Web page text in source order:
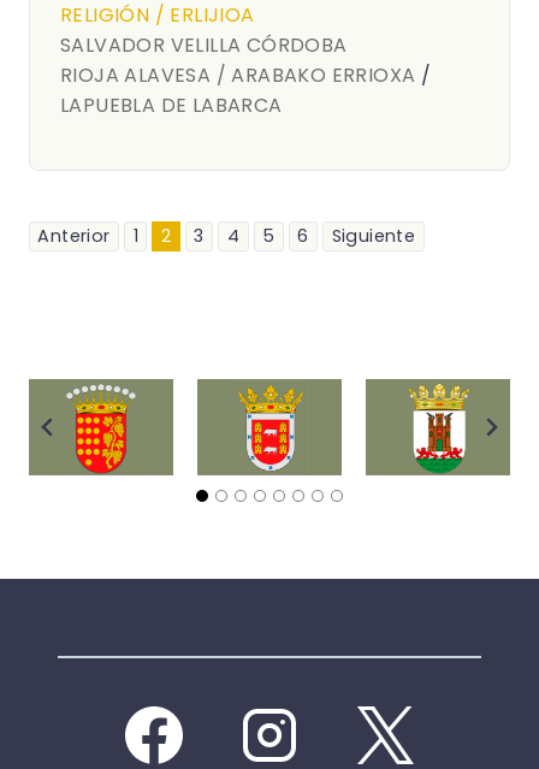
RELIGIÓN / ERLIJIOA
SALVADOR VELILLA CÓRDOBA
RIOJA ALAVESA / ARABAKO ERRIOXA /
LAPUEBLA DE LABARCA
Anterior 1 2 3 4 5 6 Siguiente